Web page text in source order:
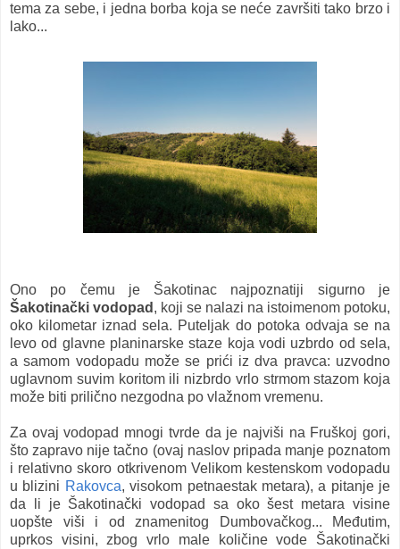
tema za sebe, i jedna borba koja se neće završiti tako brzo i
lako...
Ono po čemu je Šakotinac najpoznatiji sigurno je
Šakotinački vodopad , koji se nalazi na istoimenom potoku,
oko kilometar iznad sela. Puteljak do potoka odvaja se na
levo od glavne planinarske staze koja vodi uzbrdo od sela,
a samom vodopadu može se prići iz dva pravca: uzvodno
uglavnom suvim koritom ili nizbrdo vrlo strmom stazom koja
može biti prilično nezgodna po vlažnom vremenu.
Za ovaj vodopad mnogi tvrde da je najviši na Fruškoj gori,
što zapravo nije tačno (ovaj naslov pripada manje poznatom
i relativno skoro otkrivenom Velikom kestenskom vodopadu
u blizini Rakovca, visokom petnaestak metara), a pitanje je
da li je Šakotinački vodopad sa oko šest metara visine
uopšte viši i od znamenitog Dumbovačkog... Međutim,
uprkos visini, zbog vrlo male količine vode Šakotinački